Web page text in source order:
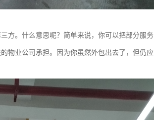
方。什么意思呢？简单来说，你可以把部分服务
物业公司承担。因为你虽然外包出去了，但仍应